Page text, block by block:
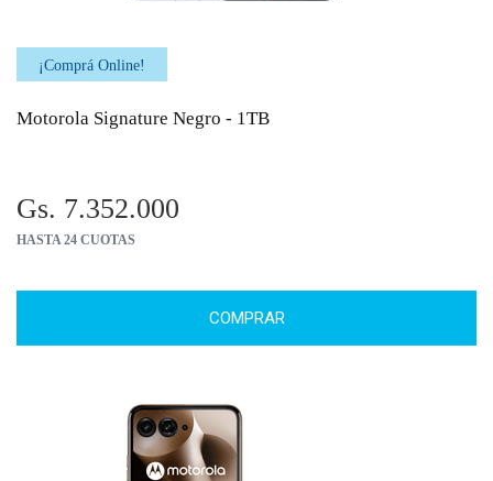
¡Comprá Online!
Motorola Signature Negro - 1TB
Gs. 7.352.000
HASTA 24 CUOTAS
COMPRAR